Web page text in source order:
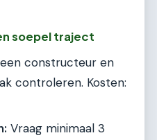
soepel traject
constructeur en
controleren. Kosten:
Vraag minimaal 3